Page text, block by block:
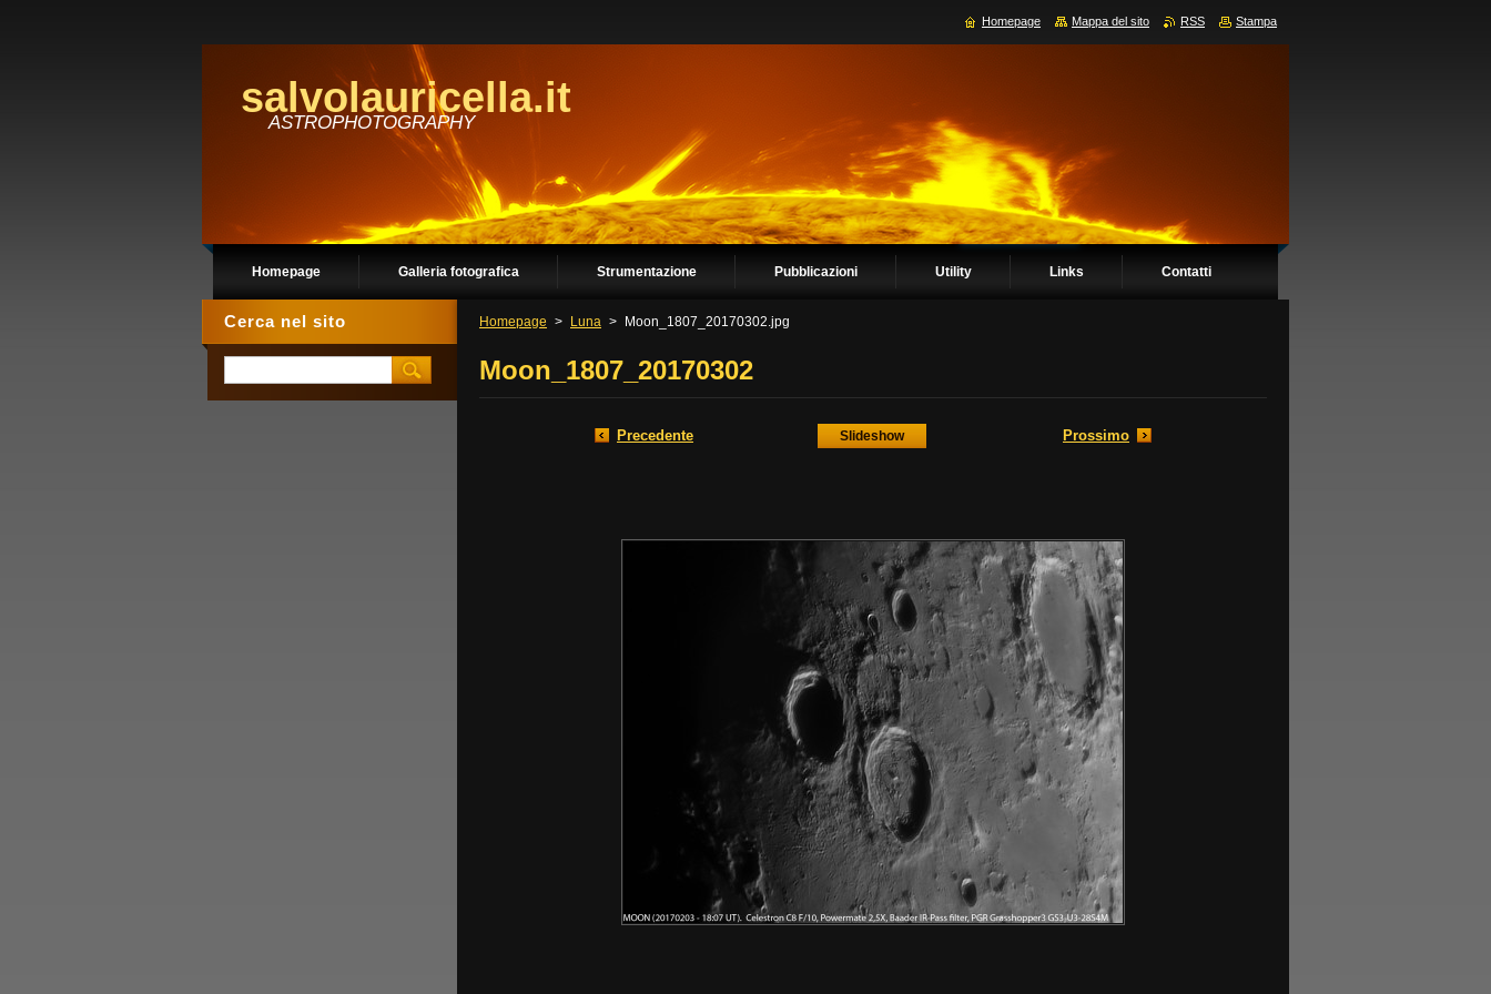
salvolauricella.it
ASTROPHOTOGRAPHY
Homepage Galleria fotografica Strumentazione Pubblicazioni Utility Links Contatti
Homepage > Luna > Moon_1807_20170302.jpg
Moon_1807_20170302
Precedente Slideshow Prossimo
Cerca nel sito
Homepage Mappa del sito RSS Stampa